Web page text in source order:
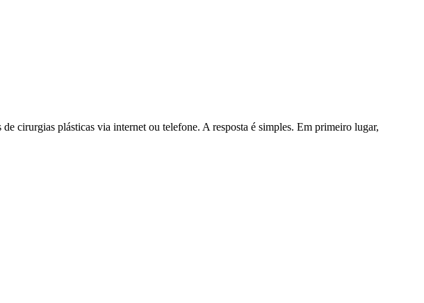
cirurgias plásticas via internet ou telefone. A resposta é simples. Em primeiro lugar,